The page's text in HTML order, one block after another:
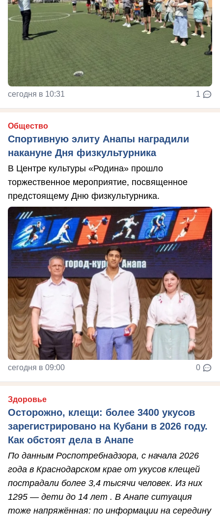
сегодня в 10:31 1
Общество
Спортивную элиту Анапы наградили
накануне Дня физкультурника
В Центре культуры «Родина» прошло
торжественное мероприятие, посвященное
предстоящему Дню физкультурника.
сегодня в 09:00 0
Здоровье
Осторожно, клещи: более 3400 укусов
зарегистрировано на Кубани в 2026 году.
Как обстоят дела в Анапе
По данным Роспотребнадзора, с начала 2026
года в Краснодарском крае от укусов клещей
пострадали более 3,4 тысячи человек. Из них
1295 — дети до 14 лет . В Анапе ситуация
тоже напряжённая: по информации на середину